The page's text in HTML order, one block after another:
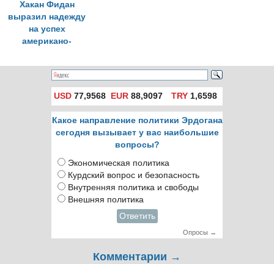
Хакан Фидан
выразил надежду
на успех
американо-
переговоров в
разговоре с
Аббасом Арагчи
USD 77,9568 EUR 88,9097 TRY1,6598
Какое направление политики Эрдогана
сегодня вызывает у вас наибольшие
вопросы?
Экономическая политика
Курдский вопрос и безопасность
Внутренняя политика и свободы
Внешняя политика
Ответить
Опросы →
Комментарии →